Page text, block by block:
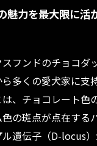
魅力を最大限に活
フンドのチョコダ
多くの愛犬家に支
、チョコレート色
の斑点が点在する
遺伝子（D-locus